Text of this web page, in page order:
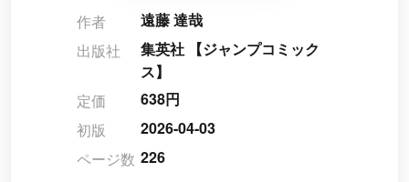
作者
遠藤 達哉
出版社
集英社 【ジャンプコミック
ス】
定価
638円
初版
2026-04-03
ページ数 226